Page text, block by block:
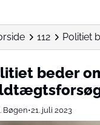
112 Politiet
beder
Bøgen•21. juli 2023